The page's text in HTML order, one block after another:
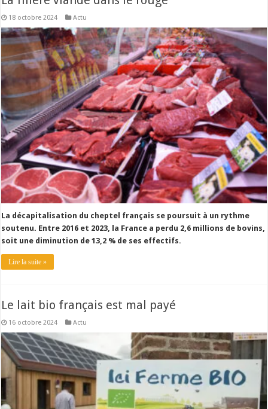
Les canicules freinent la collecte laitière
18 octobre 2024 Actu
La décapitalisation du cheptel français se poursuit à un rythme
soutenu. Entre 2016 et 2023, la France a perdu 2,6 millions de bovins,
soit une diminution de 13,2 % de ses effectifs.
Lire la suite »
Le lait bio français est mal payé
16 octobre 2024 Actu